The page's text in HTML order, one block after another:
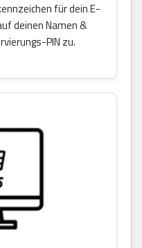
für dein E-
deinen Namen &
PIN zu.